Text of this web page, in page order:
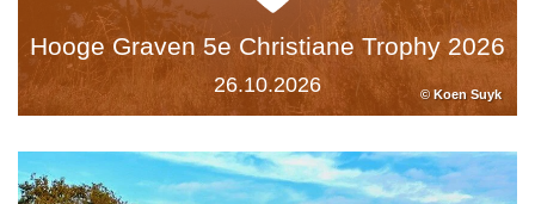
© Koen Suyk
Hooge Graven 5e Christiane Trophy 2026
26.10.2026